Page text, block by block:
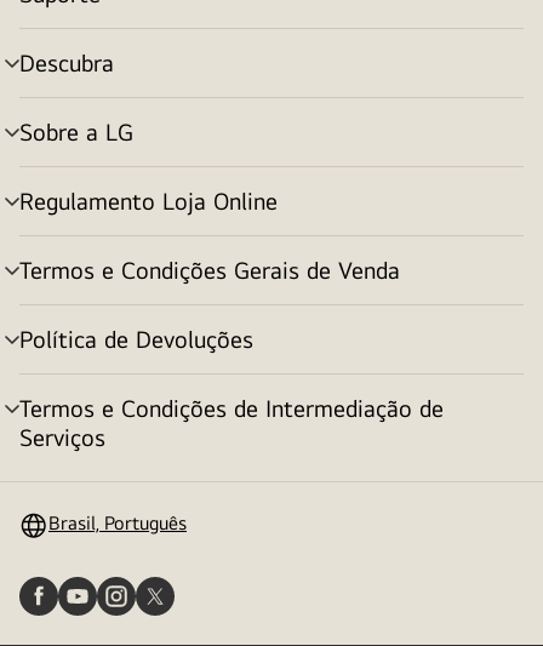
menu
Descubra
alternar
menu
Sobre a LG
alternar
menu
Regulamento Loja Online
alternar
menu
Termos e Condições Gerais de Venda
alternar
menu
Política de Devoluções
alternar
menu
Termos e Condições de Intermediação de
Serviços
alternar
Brasil, Português